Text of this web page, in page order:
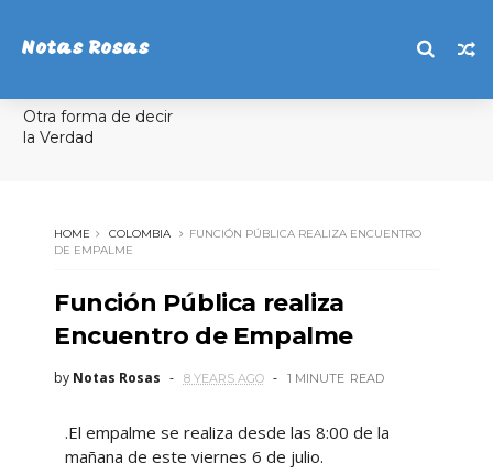
Notas Rosas
Otra forma de decir
la Verdad
HOME COLOMBIA
FUNCIÓN PÚBLICA REALIZA ENCUENTRO
DE EMPALME
Función Pública realiza
Encuentro de Empalme
by Notas Rosas 8 YEARS AGO 1 MINUTE READ
.El empalme se realiza desde las 8:00 de la
mañana de este viernes 6 de julio.